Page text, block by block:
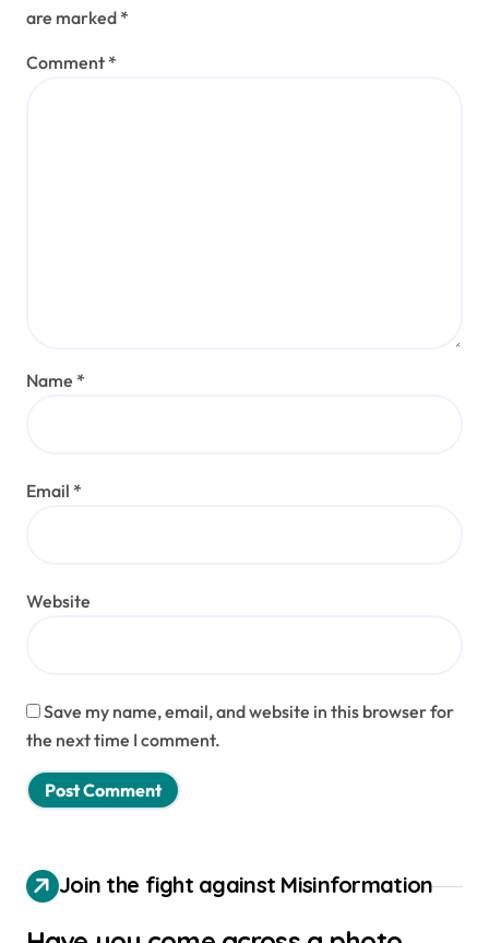
are marked *
Comment *
Name *
Email *
Website
Save my name, email, and website in this browser for
the next time I comment.
Join the fight against Misinformation